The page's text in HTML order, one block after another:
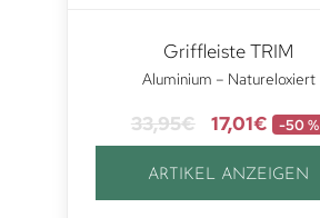
Griffleiste TRIM
Aluminium – Natureloxiert
33,95€ 17,01€ -50 %
ARTIKEL ANZEIGEN